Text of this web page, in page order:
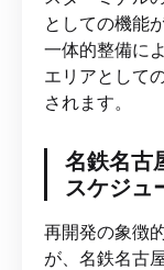
としての機能
一体的整備に
エリアとして
されます。
名鉄名古
スケジュ
再開発の象徴
が、名鉄名古